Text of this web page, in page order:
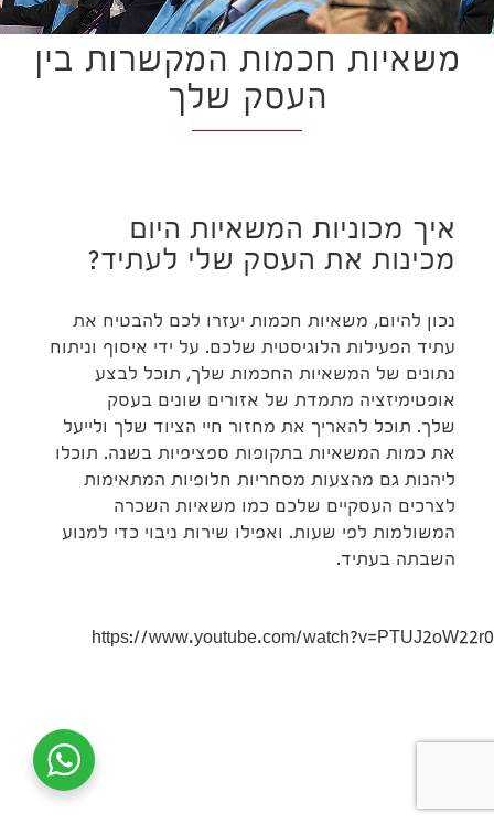
משאיות חכמות המקשרות בין
העסק שלך
איך מכוניות המשאיות היום
מכינות את העסק שלי לעתיד?
נכון להיום, משאיות חכמות יעזרו לכם להבטיח את
עתיד הפעילות הלוגיסטית שלכם. על ידי איסוף וניתוח
נתונים של המשאיות החכמות שלך, תוכל לבצע
אופטימיזציה מתמדת של אזורים שונים בעסק
שלך. תוכל להאריך את מחזור חיי הציוד שלך ולייעל
את כמות המשאיות בתקופות ספציפיות בשנה. תוכלו
ליהנות גם מהצעות מסחריות חלופיות המתאימות
לצרכים העסקיים שלכם כמו משאיות השכרה
המשולמות לפי שעות. ואפילו שירות ניבוי כדי למנוע
השבתה בעתיד.
https://www.youtube.com/watch?v=PTUJ2oW22r0